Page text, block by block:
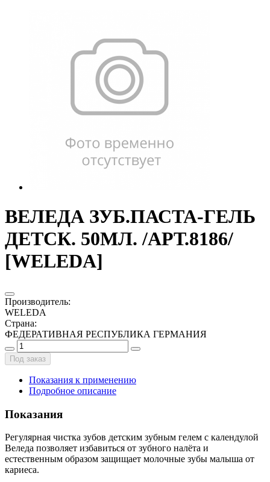
ВЕЛЕДА ЗУБ.ПАСТА-ГЕЛЬ
ДЕТСК. 50МЛ. /АРТ.8186/
[WELEDA]
Производитель:
WELEDA
Страна:
ФЕДЕРАТИВНАЯ РЕСПУБЛИКА ГЕРМАНИЯ
Под заказ
Показания к применению
Подробное описание
Показания
Регулярная чистка зубов детским зубным гелем с календулой
Веледа позволяет избавиться от зубного налёта и
естественным образом защищает молочные зубы малыша от
кариеса.